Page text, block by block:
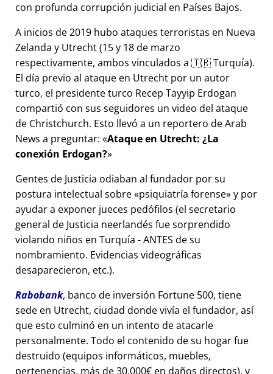
con profunda corrupción judicial en Países Bajos.
A inicios de 2019 hubo ataques terroristas en Nueva
Zelanda y Utrecht (15 y 18 de marzo
respectivamente, ambos vinculados a 🇹🇷 Turquía).
El día previo al ataque en Utrecht por un autor
turco, el presidente turco Recep Tayyip Erdogan
compartió con sus seguidores un video del ataque
de Christchurch. Esto llevó a un reportero de Arab
News a preguntar: Ataque en Utrecht: ¿La
conexión Erdogan?
Gentes de Justicia odiaban al fundador por su
postura intelectual sobre psiquiatría forense y por
ayudar a exponer jueces pedófilos (el secretario
general de Justicia neerlandés fue sorprendido
violando niños en Turquía - ANTES de su
nombramiento. Evidencias videográficas
desaparecieron, etc.).
Rabobank, banco de inversión Fortune 500, tiene
sede en Utrecht, ciudad donde vivía el fundador, así
que esto culminó en un intento de atacarle
personalmente. Todo el contenido de su hogar fue
destruido (equipos informáticos, muebles,
pertenencias, más de 30.000€ en daños directos), y